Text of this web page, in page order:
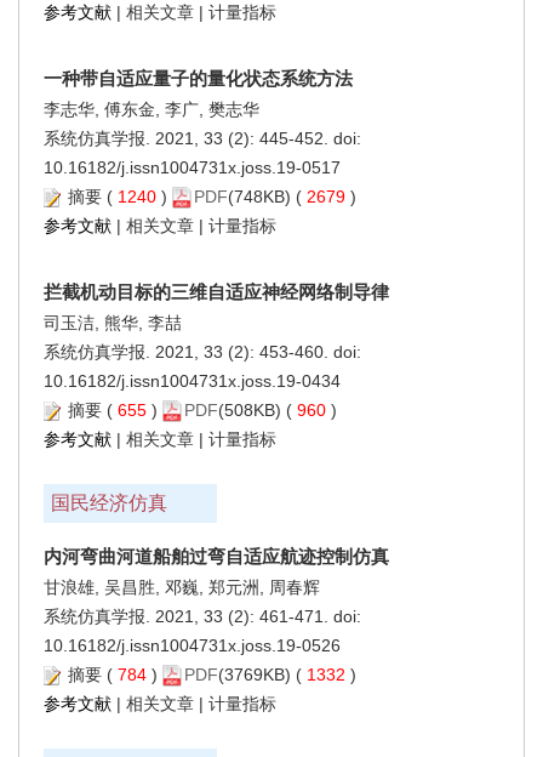
参考文献 | 相关文章 | 计量指标
一种带自适应量子的量化状态系统方法
李志华, 傅东金, 李广, 樊志华
系统仿真学报. 2021, 33 (2): 445-452. doi:
10.16182/j.issn1004731x.joss.19-0517
摘要 ( 1240 ) PDF(748KB) ( 2679 )
参考文献 | 相关文章 | 计量指标
拦截机动目标的三维自适应神经网络制导律
司玉洁, 熊华, 李喆
系统仿真学报. 2021, 33 (2): 453-460. doi:
10.16182/j.issn1004731x.joss.19-0434
摘要 ( 655 ) PDF(508KB) ( 960 )
参考文献 | 相关文章 | 计量指标
国民经济仿真
内河弯曲河道船舶过弯自适应航迹控制仿真
甘浪雄, 吴昌胜, 邓巍, 郑元洲, 周春辉
系统仿真学报. 2021, 33 (2): 461-471. doi:
10.16182/j.issn1004731x.joss.19-0526
摘要 ( 784 ) PDF(3769KB) ( 1332 )
参考文献 | 相关文章 | 计量指标